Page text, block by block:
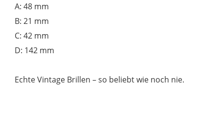
A: 48 mm
B: 21 mm
C: 42 mm
D: 142 mm
Echte Vintage Brillen – so beliebt wie noch nie.